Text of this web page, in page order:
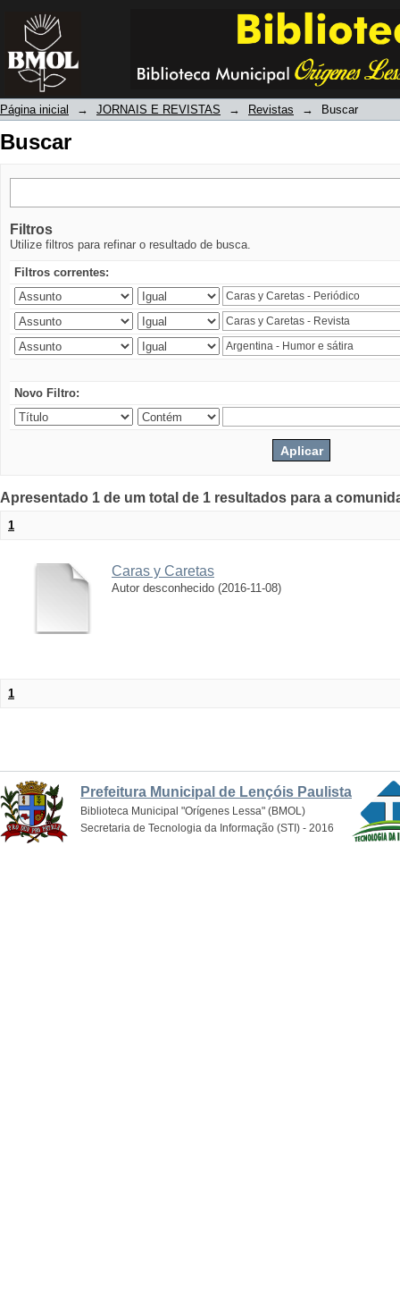
Buscar
Página inicial → JORNAIS E REVISTAS → Revistas → Buscar
Buscar
Filtros
Utilize filtros para refinar o resultado de busca.
Filtros correntes:
Novo Filtro:
Apresentado 1 de um total de 1 resultados para a
1
Caras y Caretas
Autor desconhecido (2016-11-08)
1
Prefeitura Municipal de Lençóis Paulista
Biblioteca Municipal "Orígenes Lessa" (BMOL)
Secretaria de Tecnologia da Informação (STI) - 2016